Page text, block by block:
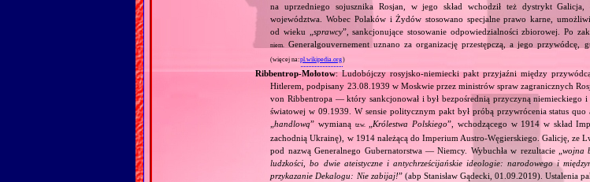
na uprzedniego sojusznika Rosjan, w jego skład wchodził też dystrykt Galicja,
województwa. Wobec Polaków i Żydów stosowano specjalne prawo karne,
od wieku „ sprawcy”, sankcjonujące stosowanie odpowiedzialności zbiorowej. Po
niem. Generalgouvernement uznano za organizację przestępczą, a jego przywódcę,
(więcej na:pl.wikipedia.org)
Ribbentrop‐Mołotow: Ludobójczy rosyjsko‐niemiecki pakt przyjaźni między
Hitlerem, podpisany 23.08.1939 w Moskwie przez ministrów spraw zagranicznych
von Ribbentropa — który sankcjonował i był bezpośrednią przyczyną niemieckiego
światowej w 09.1939. W sensie politycznym pakt był próbą przywrócenia status
„handlową” wymianą tzw. Królestwa Polskiego”, wchodzącego w 1914 w skład
zachodnią Ukrainę), w 1914 należącą do Imperium Austro‐Węgierskiego. Galicję, ze
pod nazwą Generalnego Gubernatorstwa — Niemcy. Wybuchła w rezultacie „ wojna
ludzkości, bo dwie ateistyczne i antychrześcijańskie ideologie: narodowego i
przykazanie Dekalogu: Nie zabijaj!” (abp Stanisław Gądecki, 01.09.2019). Ustalenia